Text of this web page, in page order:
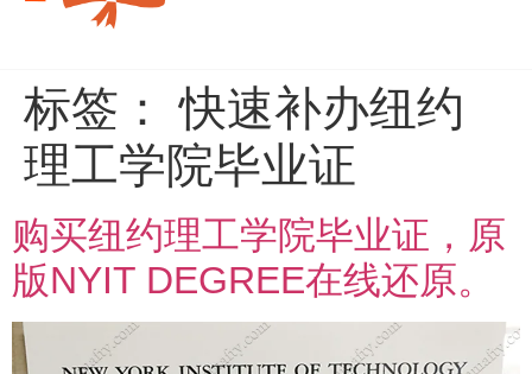
标签：快速补办纽约
理工学院毕业证
购买纽约理工学院毕业证，原
版NYIT DEGREE在线还原。